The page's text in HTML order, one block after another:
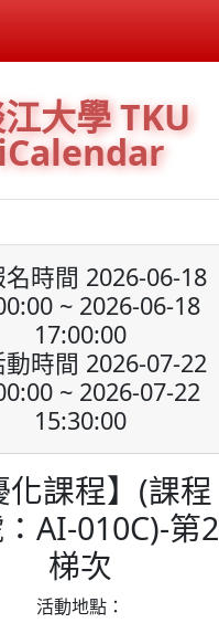
大學 TKU
iCalendar
時間 2026-06-18
~ 2026-06-18
17:00:00
時間 2026-07-22
~ 2026-07-22
15:30:00
化課程】(課程
AI-010C)-第2
梯次
活動地點：